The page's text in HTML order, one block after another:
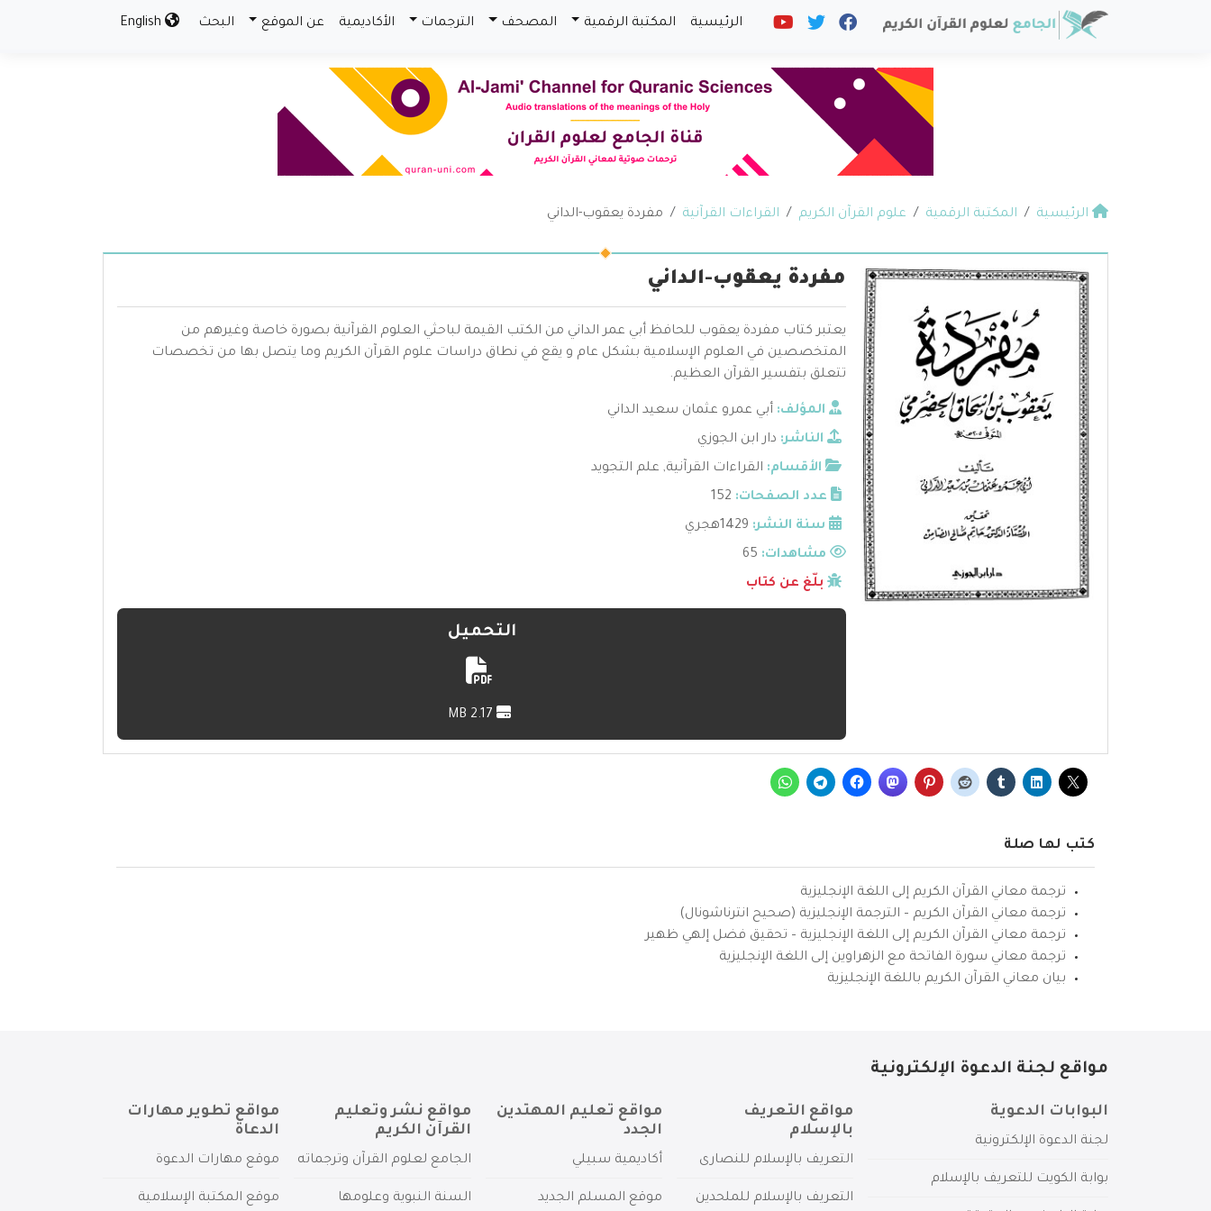
الرئيسية المكتبة الرقمية المصحف الترجمات الأكاديمية عن الموقع البحث
الرئيسية المكتبة الرقمية علوم القرآن الكريم القراءات القرآنية مفردة يعقوب-الداني
مفردة يعقوب-الداني
يعتبر كتاب مفردة يعقوب للحافظ أبي عمر الداني من الكتب القيمة لباحثي العلوم القرآنية بصورة خاصة وغيرهم من
المتخصصين في العلوم الإسلامية بشكل عام و يقع في نطاق دراسات علوم القرآن الكريم وما يتصل بها من تخصصات
تتعلق بتفسير القرآن العظيم.
المؤلف: أبي عمرو عثمان سعيد الداني
الناشر: دار ابن الجوزي
الأقسام: القراءات القرآنية, علم التجويد
عدد الصفحات: 152
سنة النشر: 1429هجري
مشاهدات:
بلّغ عن كتاب
التحميل
كتب لها صلة
ترجمة معاني القرآن الكريم إلى اللغة الإنجليزية
ترجمة معاني القرآن الكريم – الترجمة الإنجليزية (صحيح انترناشونال)
ترجمة معاني القرآن الكريم إلى اللغة الإنجليزية – تحقيق فضل إلهي ظهير
ترجمة معاني سورة الفاتحة مع الزهراوين إلى اللغة الإنجليزية
بيان معاني القرآن الكريم باللغة الإنجليزية
مواقع لجنة الدعوة الإلكترونية
البوابات الدعوية
لجنة الدعوة الإلكترونية
بوابة الكويت للتعريف بالإسلام
مواقع التعريف
بالإسلام
التعريف بالإسلام للنصارى
التعريف بالإسلام للملحدين
مواقع تعليم المهتدين
الجدد
أكاديمية سبيلي
موقع المسلم الجديد
مواقع نشر وتعليم
القرآن الكريم
الجامع لعلوم القرآن وترجماته
السنة النبوية وعلومها
مواقع تطوير مهارات
الدعاة
موقع مهارات الدعوة
موقع المكتبة الإسلامية